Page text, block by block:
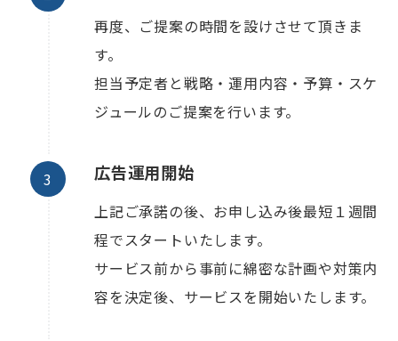
再度、ご提案の時間を設けさせて頂きま
す。
担当予定者と戦略・運用内容・予算・スケ
ジュールのご提案を行います。
広告運用開始
上記ご承諾の後、お申し込み後最短１週間
程でスタートいたします。
サービス前から事前に綿密な計画や対策内
容を決定後、サービスを開始いたします。